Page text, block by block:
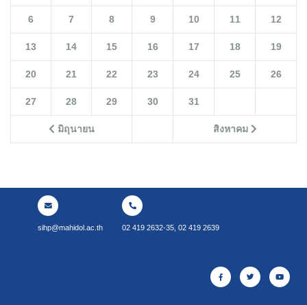
มิถุนายน สิงหาคม
6 7 8 9 10 11 12
13 14 15 16 17 18 19
20 21 22 23 24 25 26
27 28 29 30 31
sihp@mahidol.ac.th 02 419 2632-35, 02 419 2639